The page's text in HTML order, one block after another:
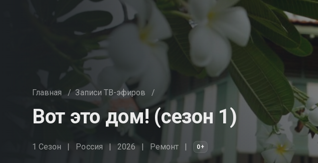
Главная / Записи ТВ-эфиров /
Вот это дом! (сезон 1)
1 Сезон Россия 2026 Ремонт 0+